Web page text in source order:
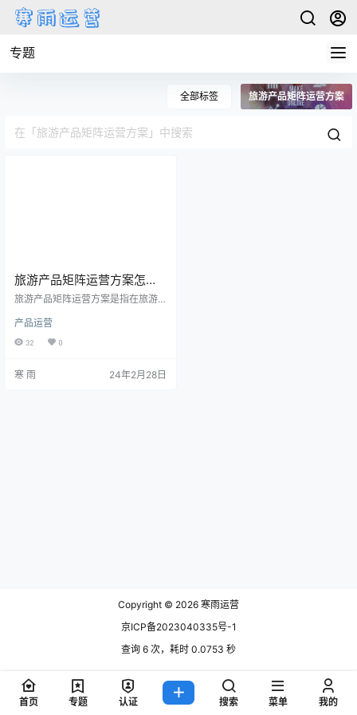
专题
全部标签 旅游产品矩阵运营方案
旅游产品矩阵运营方案怎么
写
旅游产品矩阵运营方案是指在旅游
进行整合和协调，提高整体运营效
率和市场竞争力的一种策略。旅游
和研究，以达到优化产品组合、提
产品运营
32 0
寒 雨 24年2月28日
Copyright © 2026 寒雨运营
京ICP备2023040335号-1
查询 6 次，耗时 0.0753 秒
首页 专题 认证 搜索 菜单 我的